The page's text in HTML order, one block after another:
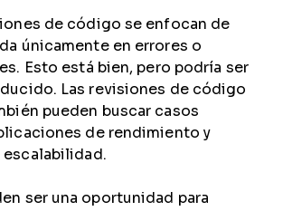
de código se enfocan de
únicamente en errores o
Esto está bien, pero podría ser
Las revisiones de código
pueden buscar casos
de rendimiento y
escalabilidad.
ser una oportunidad para